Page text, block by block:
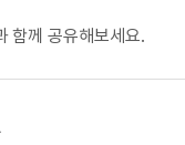
함께 공유해보세요.